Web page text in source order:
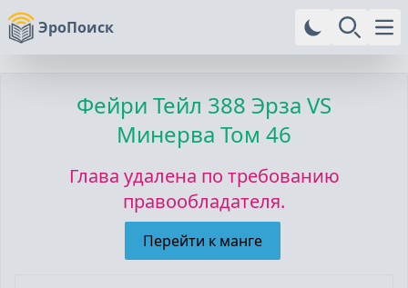
ЭроПоиск
Фейри Тейл 388 Эрза VS
Минерва Том 46
Глава удалена по требованию
правообладателя.
Перейти к манге